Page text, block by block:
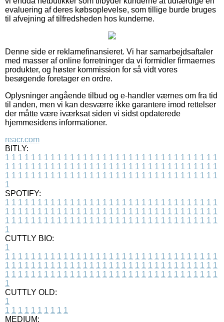
evaluering af deres købsoplevelse, som tillige burde bruges
til afvejning af tilfredsheden hos kunderne.
Denne side er reklamefinansieret. Vi har samarbejdsaftaler
med masser af online forretninger da vi formidler firmaernes
produkter, og høster kommission for så vidt vores
besøgende foretager en ordre.
Oplysninger angående tilbud og e-handler værnes om fra tid
til anden, men vi kan desværre ikke garantere imod rettelser
der måtte være iværksat siden vi sidst opdaterede
hjemmesidens informationer.
reacr.com
BITLY:
1 1 1 1 1 1 1 1 1 1 1 1 1 1 1 1 1 1 1 1 1 1 1 1 1 1 1 1 1 1 1 1 1
1 1 1 1 1 1 1 1 1 1 1 1 1 1 1 1 1 1 1 1 1 1 1 1 1 1 1 1 1 1 1 1 1
1 1 1 1 1 1 1 1 1 1 1 1 1 1 1 1 1 1 1 1 1 1 1 1 1 1 1 1 1 1 1 1 1
1
SPOTIFY:
1 1 1 1 1 1 1 1 1 1 1 1 1 1 1 1 1 1 1 1 1 1 1 1 1 1 1 1 1 1 1 1 1
1 1 1 1 1 1 1 1 1 1 1 1 1 1 1 1 1 1 1 1 1 1 1 1 1 1 1 1 1 1 1 1 1
1 1 1 1 1 1 1 1 1 1 1 1 1 1 1 1 1 1 1 1 1 1 1 1 1 1 1 1 1 1 1 1 1
1
CUTTLY BIO:
1
1 1 1 1 1 1 1 1 1 1 1 1 1 1 1 1 1 1 1 1 1 1 1 1 1 1 1 1 1 1 1 1 1
1 1 1 1 1 1 1 1 1 1 1 1 1 1 1 1 1 1 1 1 1 1 1 1 1 1 1 1 1 1 1 1 1
1 1 1 1 1 1 1 1 1 1 1 1 1 1 1 1 1 1 1 1 1 1 1 1 1 1 1 1 1 1 1 1 1
1
CUTTLY OLD:
1
1 1 1 1 1 1 1 1 1 1
MEDIUM: